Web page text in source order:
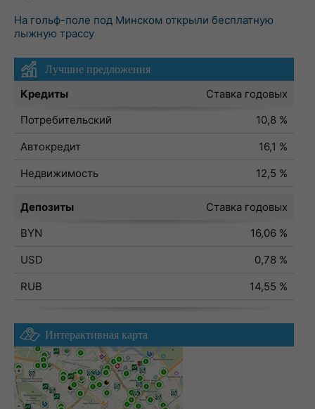
На гольф-поле под Минском открыли бесплатную
лыжную трассу
Лучшие предложения
Кредиты
Ставка годовых
Потребительский
10,8 %
Автокредит
16,1 %
Недвижимость
12,5 %
Депозиты
Ставка годовых
BYN
16,06 %
USD
0,78 %
RUB
14,55 %
Интерактивная карта